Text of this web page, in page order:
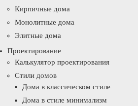
Кирпичные дома
Монолитные дома
Элитные дома
Проектирование
Калькулятор проектирования
Стили домов
Дома в классическом стиле
Дома в стиле минимализм